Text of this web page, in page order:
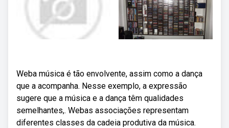
Weba música é tão envolvente, assim como a dança
que a acompanha. Nesse exemplo, a expressão
sugere que a música e a dança têm qualidades
semelhantes,. Webas associações representam
diferentes classes da cadeia produtiva da música.